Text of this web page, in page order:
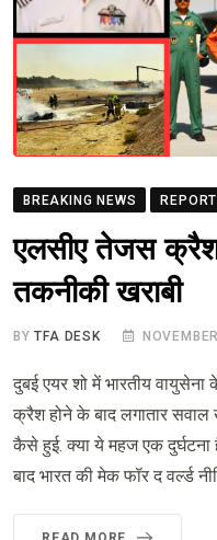
BREAKING NEWS
एलसीए तेजस
तकनीकी खराबी
BYTFA DESK
दुबई एयर शो में भारतीय
क्रैश होने के बाद लगातार
कैसे हुई. क्या ये महज एक दुर्घटना
बाद भारत की मेक फॉर द वर्ल्ड